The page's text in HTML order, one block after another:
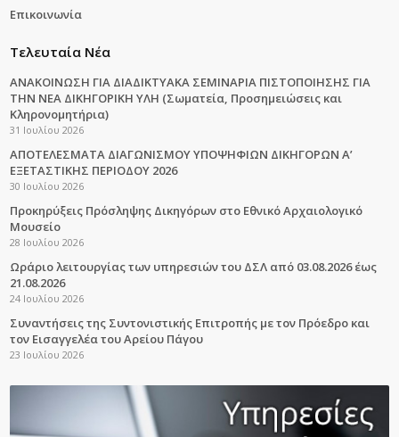
Επικοινωνία
Τελευταία Νέα
ΑΝΑΚΟΙΝΩΣΗ ΓΙΑ ΔΙΑΔΙΚΤΥΑΚΑ ΣΕΜΙΝΑΡΙΑ ΠΙΣΤΟΠΟΙΗΣΗΣ ΓΙΑ
ΤΗΝ ΝΕΑ ΔΙΚΗΓΟΡΙΚΗ ΥΛΗ (Σωματεία, Προσημειώσεις και
Κληρονομητήρια)
31 Ιουλίου 2026
ΑΠΟΤΕΛΕΣΜΑΤΑ ΔΙΑΓΩΝΙΣΜΟΥ ΥΠΟΨΗΦΙΩΝ ΔΙΚΗΓΟΡΩΝ Α’
ΕΞΕΤΑΣΤΙΚΗΣ ΠΕΡΙΟΔΟΥ 2026
30 Ιουλίου 2026
Προκηρύξεις Πρόσληψης Δικηγόρων στο Εθνικό Αρχαιολογικό
Μουσείο
28 Ιουλίου 2026
Ωράριο λειτουργίας των υπηρεσιών του ΔΣΛ από 03.08.2026 έως
21.08.2026
24 Ιουλίου 2026
Συναντήσεις της Συντονιστικής Επιτροπής με τον Πρόεδρο και
τον Εισαγγελέα του Αρείου Πάγου
23 Ιουλίου 2026